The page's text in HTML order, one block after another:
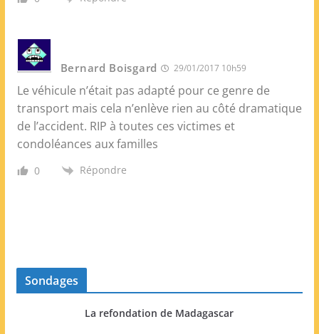
Bernard Boisgard 29/01/2017 10h59
Le véhicule n’était pas adapté pour ce genre de
transport mais cela n’enlève rien au côté dramatique
de l’accident. RIP à toutes ces victimes et
condoléances aux familles
0 Répondre
Sondages
La refondation de Madagascar